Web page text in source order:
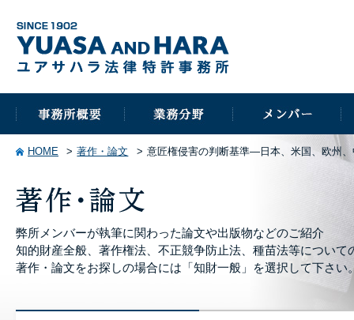
HOME 著作・論文 意匠権侵害の判断基準―日本、米国、欧州
弊所メンバーが執筆に関わった論文や出版物などのご紹介
知的財産全般、著作権法、不正競争防止法、種苗法等について
著作・論文をお探しの場合には「知財一般」を選択して下さい